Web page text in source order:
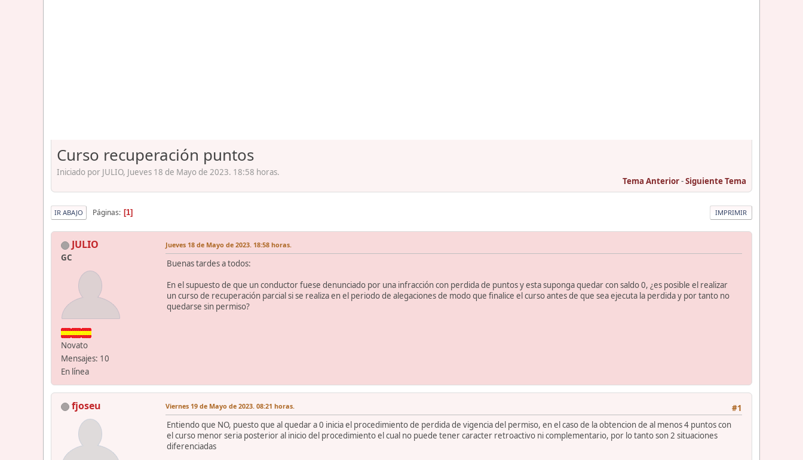
Curso recuperación puntos
Iniciado por JULIO, Jueves 18 de Mayo de 2023. 18:58 horas.
Tema Anterior-Siguiente Tema
IMPRIMIR
IR ABAJO Páginas 1
JULIO
GC
Novato
Mensajes: 10
En línea
Jueves 18 de Mayo de 2023. 18:58 horas.
Buenas tardes a todos:
En el supuesto de que un conductor fuese denunciado por una infracción con perdida de puntos y esta suponga quedar con saldo 0, ¿es posible el realizar
un curso de recuperación parcial si se realiza en el periodo de alegaciones de modo que finalice el curso antes de que sea ejecuta la perdida y por tanto no
quedarse sin permiso?
fjoseu #1
Viernes 19 de Mayo de 2023. 08:21 horas.
Entiendo que NO, puesto que al quedar a 0 inicia el procedimiento de perdida de vigencia del permiso, en el caso de la obtencion de al menos 4 puntos con
el curso menor seria posterior al inicio del procedimiento el cual no puede tener caracter retroactivo ni complementario, por lo tanto son 2 situaciones
diferenciadas